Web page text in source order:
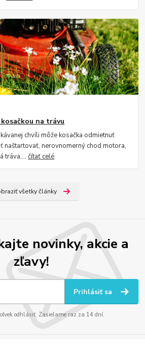
na trávu
chvíli môže kosačka odmietnuť
naštartovať, nerovnomerný chod motora,
tráva,...čítať celé
všetky články
novinky, akcie a
zľavy!
Prihlásiť sa
odhlásiť. Zasielame raz za 14 dní.